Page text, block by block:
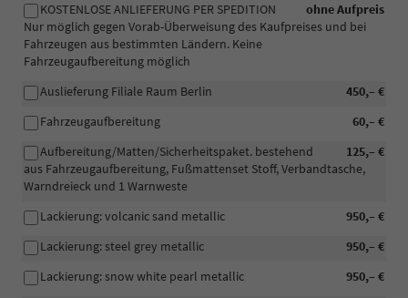
ohne Aufpreis
KOSTENLOSE ANLIEFERUNG PER SPEDITION
Nur möglich gegen Vorab-Überweisung des Kaufpreises und bei
Fahrzeugen aus bestimmten Ländern. Keine
Fahrzeugaufbereitung möglich
450,– €
Auslieferung Filiale Raum Berlin
60,– €
Fahrzeugaufbereitung
125,– €
Aufbereitung/Matten/Sicherheitspaket. bestehend
aus Fahrzeugaufbereitung, Fußmattenset Stoff, Verbandtasche,
Warndreieck und 1 Warnweste
950,– €
Lackierung: volcanic sand metallic
950,– €
Lackierung: steel grey metallic
950,– €
Lackierung: snow white pearl metallic